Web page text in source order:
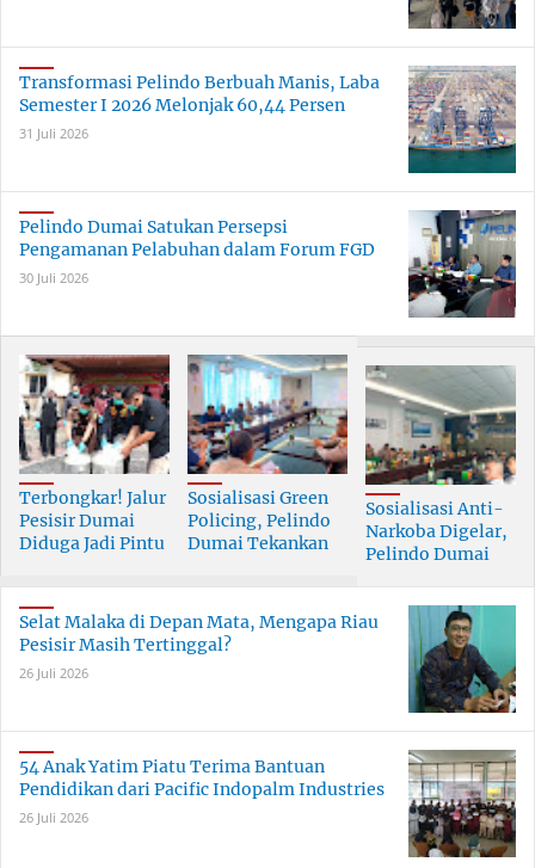
Transformasi Pelindo Berbuah Manis, Laba
Semester I 2026 Melonjak 60,44 Persen
31 Juli 2026
Pelindo Dumai Satukan Persepsi
Pengamanan Pelabuhan dalam Forum FGD
30 Juli 2026
Terbongkar! Jalur
Pesisir Dumai
Diduga Jadi Pintu
Skala Besar
Sosialisasi Green
Policing, Pelindo
Dumai Tekankan
Bersama
Sosialisasi Anti-
Narkoba Digelar,
Pelindo Dumai
Selat Malaka di Depan Mata, Mengapa Riau
Pesisir Masih Tertinggal?
26 Juli 2026
54 Anak Yatim Piatu Terima Bantuan
Pendidikan dari Pacific Indopalm Industries
26 Juli 2026